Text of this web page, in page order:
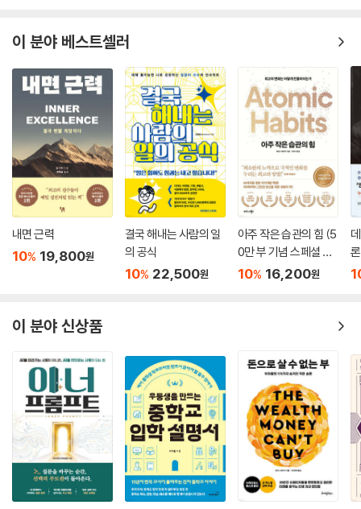
10장 비즈니스를 정복하는 법칙
사업 성공의 핵심은 차별화된 전략과 실행력이다. 이 장은 세분화, 집중, 혁
신, 핵심 성공 요인 등 실질적인 경영 원리를 다룬다.
11장 운을 끌어당기는 법칙
운은 준비된 사람에게 찾아온다. 이 장에서는 인과의 법칙과, 파종과 수확
의 법칙을 통해 운도 과학적으로 접근할 수 있음을 설명한다.
잠재력을 극대화시키는 가장 중요한 법칙은 자신 안의 가능성을 믿고 깨우
는 것이다. 잠재의식, 선택, 낙관주의, 시각화, 연습의 원리를 통해 자아실
현의 구체적 방법을 제시한다.
브라이언 트레이시의 신간 『성공 불변의 법칙』은 단순한 자기계발서의 연
성공 사용 설명서이다. 즉, 성공하고자 마음먹은 누구나 지금 당장 적용할
수 있는 행동 지침과 사고의 틀을 제공한다. 각 장은 독자의 모든 인생 영역
(일, 돈, 관계, 목표, 내면 등)을 깊이 다룬다. 브라이언 트레이시는 이론가
가 아닌 실천가이다. 그의 경험은 수천만 명의 삶을 변화시킨 검증된 성공
에 대한 노하우이니 만큼 그가 써 내려간 인생의 성공 비밀들을 담은 이
『성공 불변의 법칙』은 단순히 한번 읽고 끝나는 책이 아니라, 매일 옆에 두
며 실천하며 변화할 수 있는 책이다. 삶의 전환점을 찾고 있는 사람이라면
이 책에서 그 해답을 얻게 될 것이다.
이 분야 베스트셀러
내면 근력
10% 19,800원
결국 해내는 사람의 일
의 공식
10% 22,500원
아주 작은 습관의 힘 (5
0만 부 기념 스페셜 에
디션)
10% 16,200원
이 분야 신상품